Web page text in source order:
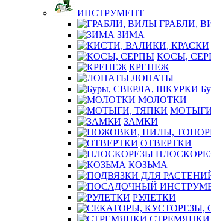
ИНСТРУМЕНТ
ГРАБЛИ,
ЗИМА
КОСЫ,
КРЕПЕЖ
ЛОПАТЫ
МОЛОТКИ
ЗАМКИ
ОТВЕРТКИ
КОЗЬМА
РУЛЕТКИ
СТРЕМЯНКИ